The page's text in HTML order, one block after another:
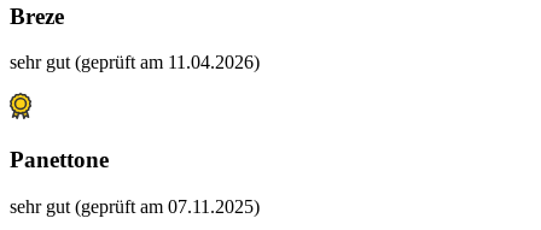
Breze
sehr gut (geprüft am 11.04.2026)
Panettone
sehr gut (geprüft am 07.11.2025)